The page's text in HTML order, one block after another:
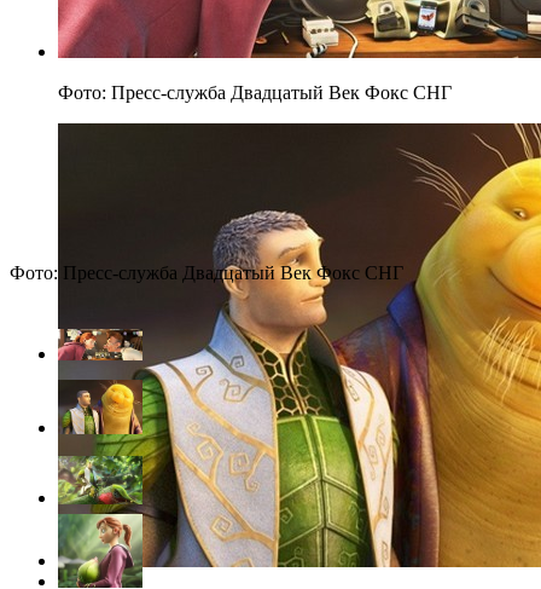
Фото: Пресс-служба Двадцатый Век Фокс СНГ
Фото: Пресс-служба Двадцатый Век Фокс СНГ